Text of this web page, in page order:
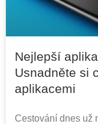
Nejlepší
Usnadněte si
aplikacemi
Cestování dnes už